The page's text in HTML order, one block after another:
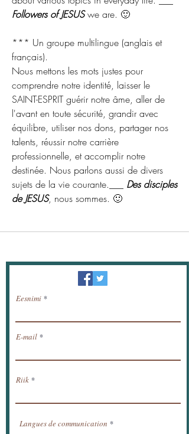
Followers of JESUS we are. 🙂
*** Un groupe multilingue (anglais et
français).
Nous mettons les mots justes pour
comprendre notre identité, laisser le
SAINT-ESPRIT guérir notre âme, aller de
l'avant en toute sécurité, grandir avec
équilibre, utiliser nos dons, partager nos
talents, réussir notre carrière
professionnelle, et accomplir notre
destinée. Nous parlons aussi de divers
sujets de la vie courante.___ Des disciples
de JESUS, nous sommes. 🙂
Uudiskiri / saada uudised meili teel.
Eesnimi
E-mail
Riik
Langues de communication